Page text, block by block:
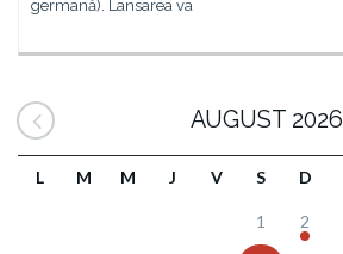
germană). Lansarea va
AUGUST 2026
L M M J V S D
1 2